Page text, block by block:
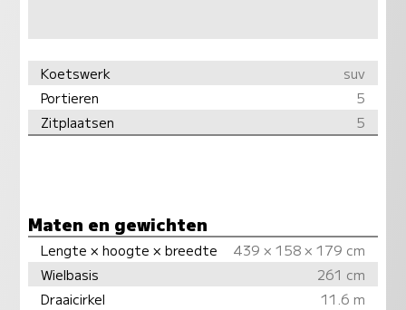
Koetswerk
suv
Portieren
5
Zitplaatsen
5
Maten en gewichten
Lengte × hoogte × breedte
439 × 158 × 179 cm
Wielbasis
261 cm
Draaicirkel
11.6 m